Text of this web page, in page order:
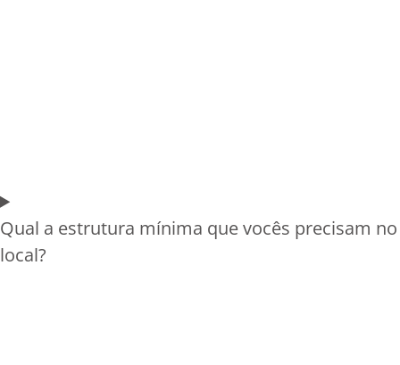
Qual a estrutura mínima que vocês precisam no
local?